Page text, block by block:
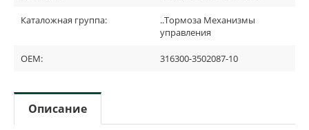
Каталожная группа:
..Тормоза Механизмы
управления
OEM: 316300-3502087-10
Описание